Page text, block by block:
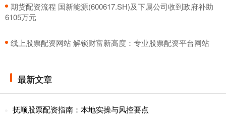
​期货配资流程 国新能源(600617.SH)及下属公司收到政府补助
6105万元
​线上股票配资网站 解锁财富新高度：专业股票配资平台网站
最新文章
抚顺股票配资指南：本地实操与风控要点